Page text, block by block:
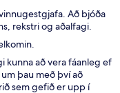
Að bjóða
rekstri og aðalfagi.
að vera fáanleg ef
þau með því að
sem gefið er upp í